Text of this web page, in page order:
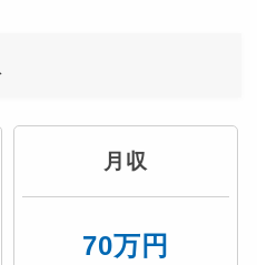
月収
70万円